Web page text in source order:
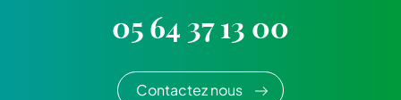
05 64 37 13 00
Contactez nous